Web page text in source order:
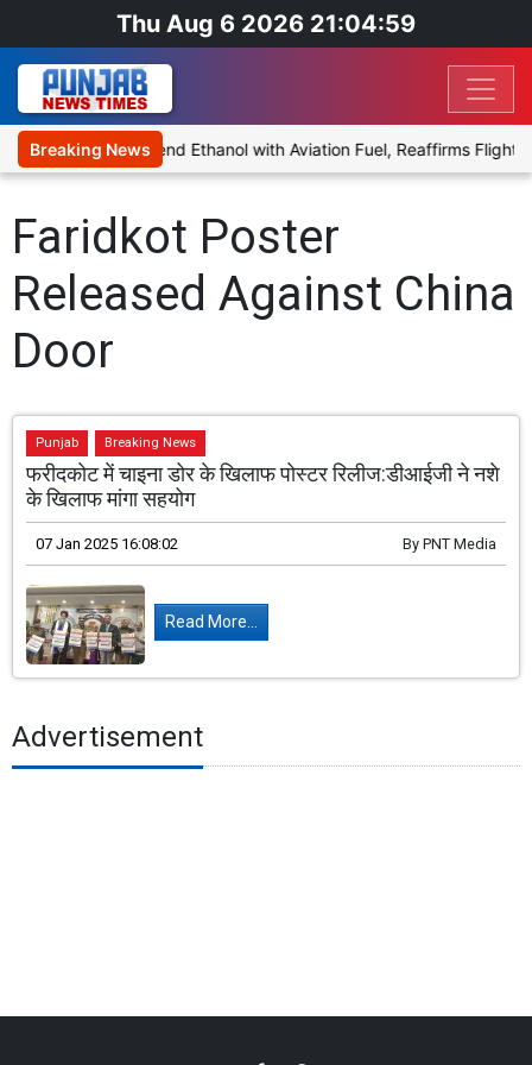
Thu Aug 6 2026 21:04:59
Breaking News
Proposal to Blend Ethanol with Aviation Fuel, Reaffirms Flight
Faridkot Poster
Released Against China
Door
Punjab Breaking News
फरीदकोट में चाइना डोर के खिलाफ पोस्टर रिलीज:डीआईजी ने नशे
के खिलाफ मांगा सहयोग
07 Jan 2025 16:08:02 By PNT Media
Read More...
Advertisement